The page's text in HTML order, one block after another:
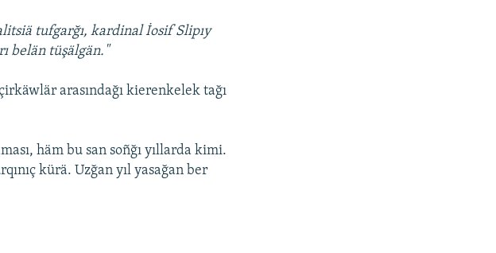
tufgarğı, kardinal İosif Slipıy
belän tüşälgän."
arasındağı kierenkelek tağı
häm bu san soñğı yıllarda kimi.
kürä. Uzğan yıl yasağan ber